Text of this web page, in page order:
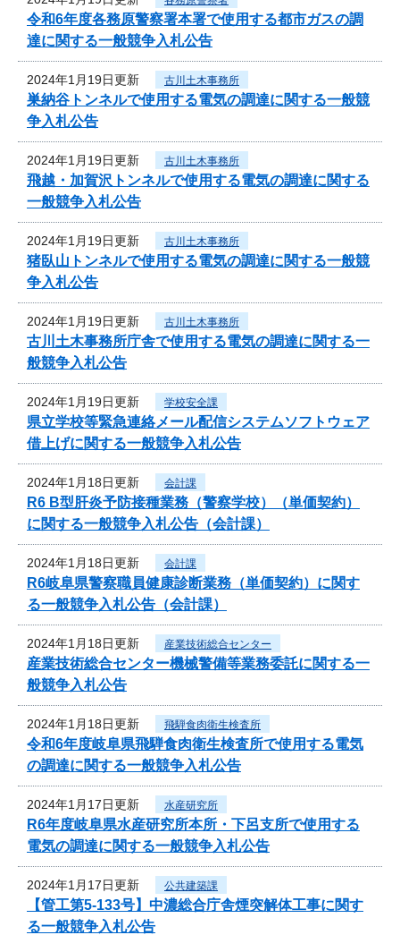
令和6年度各務原警察署本署で使用する都市ガスの調
達に関する一般競争入札公告
2024年1月19日更新 古川土木事務所
巣納谷トンネルで使用する電気の調達に関する一般競
争入札公告
2024年1月19日更新 古川土木事務所
飛越・加賀沢トンネルで使用する電気の調達に関する
一般競争入札公告
2024年1月19日更新 古川土木事務所
猪臥山トンネルで使用する電気の調達に関する一般競
争入札公告
2024年1月19日更新 古川土木事務所
古川土木事務所庁舎で使用する電気の調達に関する一
般競争入札公告
2024年1月19日更新 学校安全課
県立学校等緊急連絡メール配信システムソフトウェア
借上げに関する一般競争入札公告
2024年1月18日更新 会計課
R6 B型肝炎予防接種業務（警察学校）（単価契約）
に関する一般競争入札公告（会計課）
2024年1月18日更新 会計課
R6岐阜県警察職員健康診断業務（単価契約）に関す
る一般競争入札公告（会計課）
2024年1月18日更新 産業技術総合センター
産業技術総合センター機械警備等業務委託に関する一
般競争入札公告
2024年1月18日更新 飛騨食肉衛生検査所
令和6年度岐阜県飛騨食肉衛生検査所で使用する電気
の調達に関する一般競争入札公告
2024年1月17日更新 水産研究所
R6年度岐阜県水産研究所本所・下呂支所で使用する
電気の調達に関する一般競争入札公告
2024年1月17日更新 公共建築課
【管工第5-133号】中濃総合庁舎煙突解体工事に関す
る一般競争入札公告